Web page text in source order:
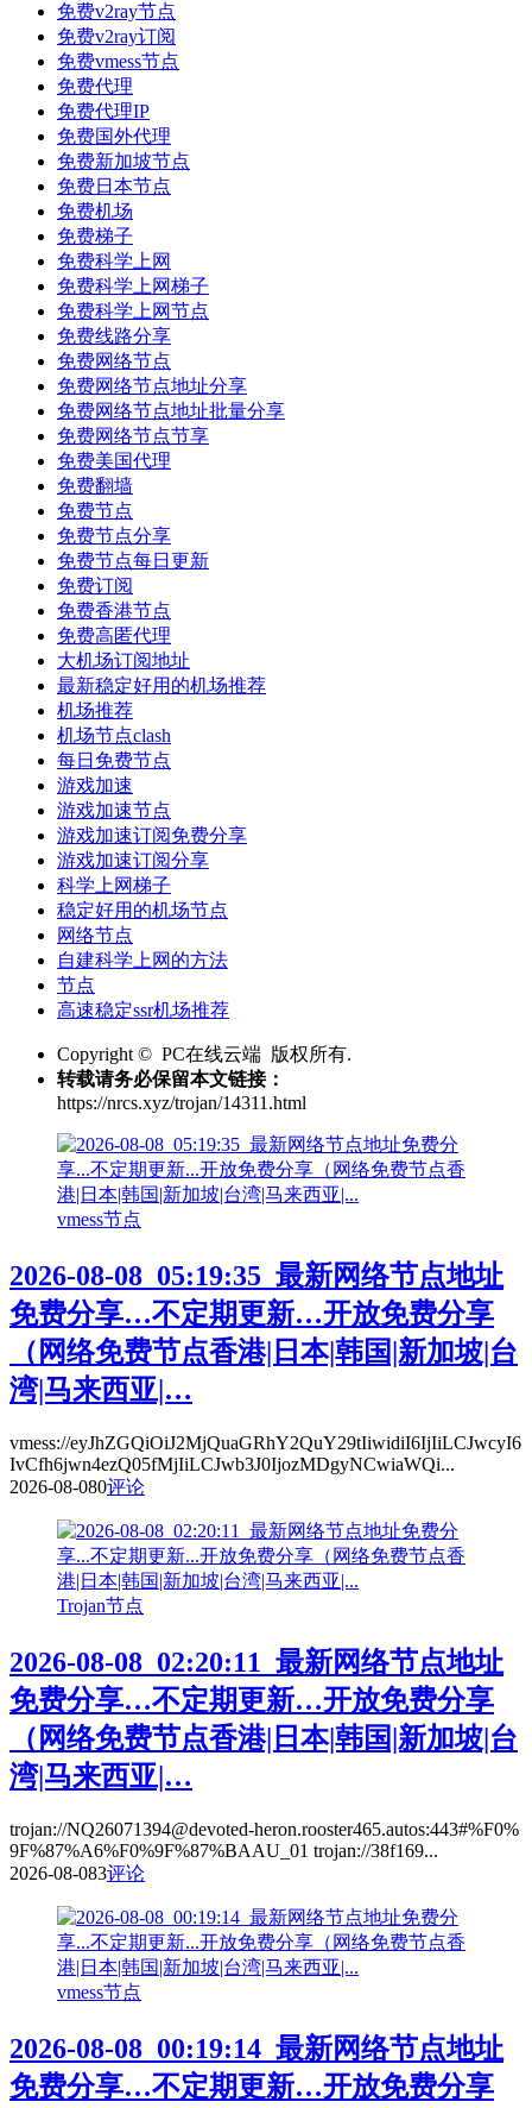
免费v2ray节点
免费v2ray订阅
免费vmess节点
免费代理
免费代理IP
免费国外代理
免费新加坡节点
免费日本节点
免费机场
免费梯子
免费科学上网
免费科学上网梯子
免费科学上网节点
免费线路分享
免费网络节点
免费网络节点地址分享
免费网络节点地址批量分享
免费网络节点节享
免费美国代理
免费翻墙
免费节点
免费节点分享
免费节点每日更新
免费订阅
免费香港节点
免费高匿代理
大机场订阅地址
最新稳定好用的机场推荐
机场推荐
机场节点clash
每日免费节点
游戏加速
游戏加速节点
游戏加速订阅免费分享
游戏加速订阅分享
科学上网梯子
稳定好用的机场节点
网络节点
自建科学上网的方法
节点
高速稳定ssr机场推荐
Copyright © PC在线云端 版权所有.
转载请务必保留本文链接：
https://nrcs.xyz/trojan/14311.html
vmess节点
2026-08-08_05:19:35_最新网络节点地址
免费分享…不定期更新…开放免费分享
（网络免费节点香港|日本|韩国|新加坡|台
湾|马来西亚|…
vmess://eyJhZGQiOiJ2MjQuaGRhY2QuY29tIiwidiI6IjIiLCJwcyI6
IvCfh6jwn4ezQ05fMjIiLCJwb3J0IjozMDgyNCwiaWQi...
2026-08-080评论
Trojan节点
2026-08-08_02:20:11_最新网络节点地址
免费分享…不定期更新…开放免费分享
（网络免费节点香港|日本|韩国|新加坡|台
湾|马来西亚|…
trojan://NQ26071394@devoted-heron.rooster465.autos:443#%F0%
9F%87%A6%F0%9F%87%BAAU_01 trojan://38f169...
2026-08-083评论
vmess节点
2026-08-08_00:19:14_最新网络节点地址
免费分享…不定期更新…开放免费分享